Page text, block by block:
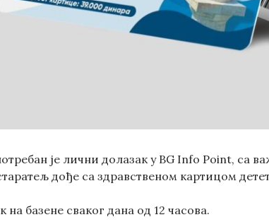
је лични долазак у BG Info Point, са
дође са здравственом картицом
на базене сваког дана од 12 часова.